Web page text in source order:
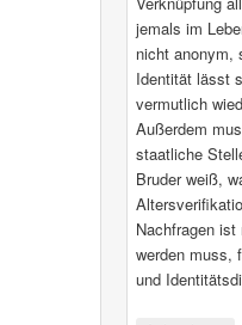
jemals im
nicht anonym,
Identität lässt
vermutlich
Außerdem
staatliche
Bruder weiß,
Nachfragen
werden muss,
und